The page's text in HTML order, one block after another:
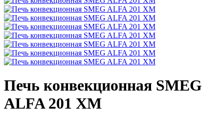
Печь конвекционная SMEG
ALFA 201 XМ